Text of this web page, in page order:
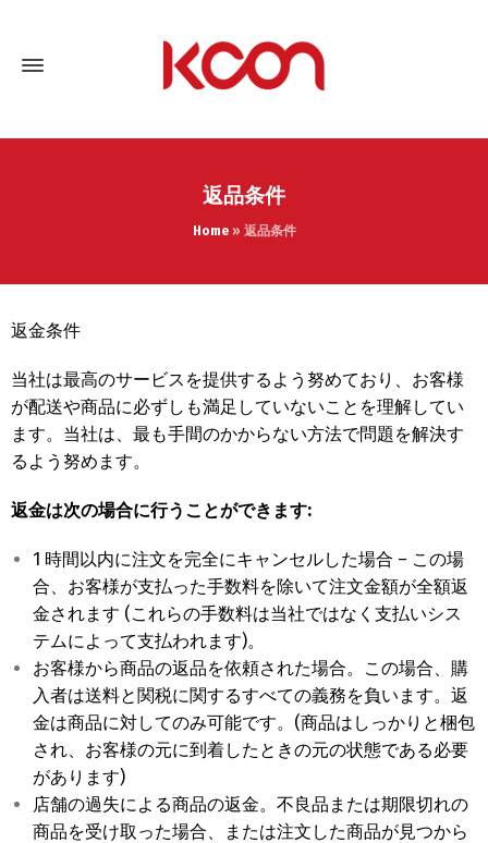
返品条件
Home» 返品条件
返金条件
当社は最高のサービスを提供するよう努めており、お客様
が配送や商品に必ずしも満足していないことを理解してい
ます。当社は、最も手間のかからない方法で問題を解決す
るよう努めます。
返金は次の場合に行うことができます:
1 時間以内に注文を完全にキャンセルした場合 – この場
合、お客様が支払った手数料を除いて注文金額が全額返
金されます (これらの手数料は当社ではなく支払いシス
テムによって支払われます)。
お客様から商品の返品を依頼された場合。この場合、購
入者は送料と関税に関するすべての義務を負います。返
金は商品に対してのみ可能です。(商品はしっかりと梱包
され、お客様の元に到着したときの元の状態である必要
があります)
店舗の過失による商品の返金。不良品または期限切れの
商品を受け取った場合、または注文した商品が見つから